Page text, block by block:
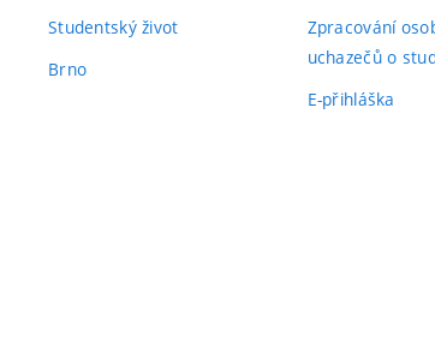
Studentský život
Brno
Zpracování
uchazečů o
E-přihláška